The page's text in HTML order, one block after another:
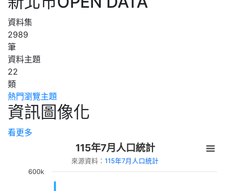
屋活動
識變成影響力」
【新北市立圖書館中和員山分館】「Home
Library」系列活動：童話烘焙時光
Library」系列活動：動手作麵包
【新北市立圖書館中和員山分館】「Home
Library」系列活動：點心讀書會
資料集
2989
筆
資料主題
22
類
熱門瀏覽主題
資訊圖像化
看更多
115年7月人口統計
來源資料： 115年7月人口統計
600k